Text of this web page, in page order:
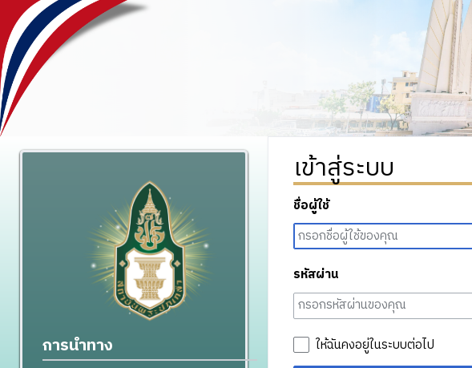
เข้าสู่ระบบ
ชื่อผู้ใช้
รหัสผ่าน
ให้ฉันคงอยู่ในระบบต่อไป
การนำทาง